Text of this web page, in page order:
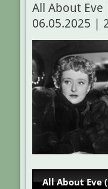
All About
06.05.2025 |
All About Eve